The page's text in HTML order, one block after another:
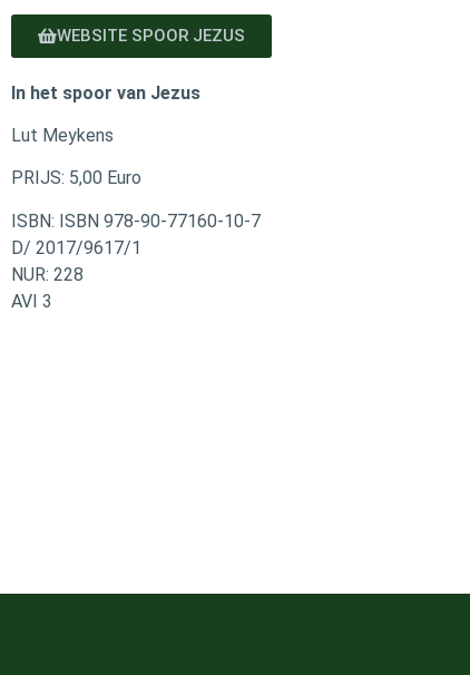
WEBSITE SPOOR JEZUS
In het spoor van Jezus
Lut Meykens
PRIJS: 5,00 Euro
ISBN: ISBN 978-90-77160-10-7
D/ 2017/9617/1
NUR: 228
AVI 3